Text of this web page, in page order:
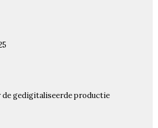
de gedigitaliseerde productie